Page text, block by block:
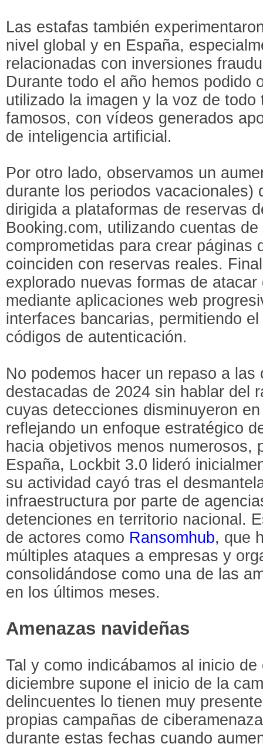
Las estafas también
nivel global y en España,
relacionadas con inversiones
Durante todo el año hemos podido
utilizado la imagen y la voz de
famosos, con vídeos generados
de inteligencia artificial.
Por otro lado, observamos un
durante los periodos vacacionales)
dirigida a plataformas de reservas
Booking.com, utilizando cuentas
comprometidas para crear páginas
coinciden con reservas reales.
explorado nuevas formas de
mediante aplicaciones web
interfaces bancarias, permitiendo
códigos de autenticación.
No podemos hacer un repaso a las
destacadas de 2024 sin hablar del
cuyas detecciones disminuyeron
reflejando un enfoque estratégico
hacia objetivos menos numerosos,
España, Lockbit 3.0 lideró
su actividad cayó tras el
infraestructura por parte de
detenciones en territorio nacional.
de actores como Ransomhub, que
múltiples ataques a empresas y
consolidándose como una de las
en los últimos meses.
Amenazas navideñas
Tal y como indicábamos al inicio
diciembre supone el inicio de la
delincuentes lo tienen muy
propias campañas de
durante estas fechas cuando